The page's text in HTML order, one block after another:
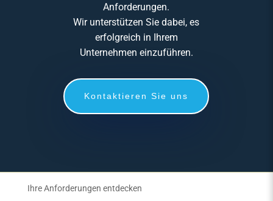
Anforderungen.
Wir unterstützen Sie dabei, es
erfolgreich in Ihrem
Unternehmen einzuführen.
Kontaktieren Sie uns
Ihre Anforderungen entdecken